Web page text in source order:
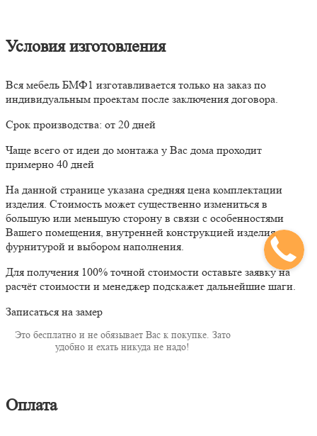
Условия изготовления
Вся мебель БМФ1 изготавливается только на заказ по
индивидуальным проектам после заключения договора.
Срок производства: от 20 дней
Чаще всего от идеи до монтажа у Вас дома проходит
примерно 40 дней
На данной странице указана средняя цена комплектации
изделия. Стоимость может существенно измениться в
большую или меньшую сторону в связи с особенностями
Вашего помещения, внутренней конструкцией изделия,
фурнитурой и выбором наполнения.
Для получения 100% точной стоимости оставьте заявку на
расчёт стоимости и менеджер подскажет дальнейшие шаги.
Записаться на замер
Это бесплатно и не обязывает Вас к покупке. Зато
удобно и ехать никуда не надо!
Оплата